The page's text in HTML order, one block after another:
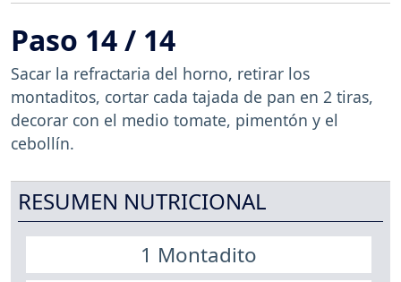
Paso 14 / 14
Sacar la refractaria del horno, retirar los
montaditos, cortar cada tajada de pan en 2 tiras,
decorar con el medio tomate, pimentón y el
cebollín.
RESUMEN NUTRICIONAL
1 Montadito